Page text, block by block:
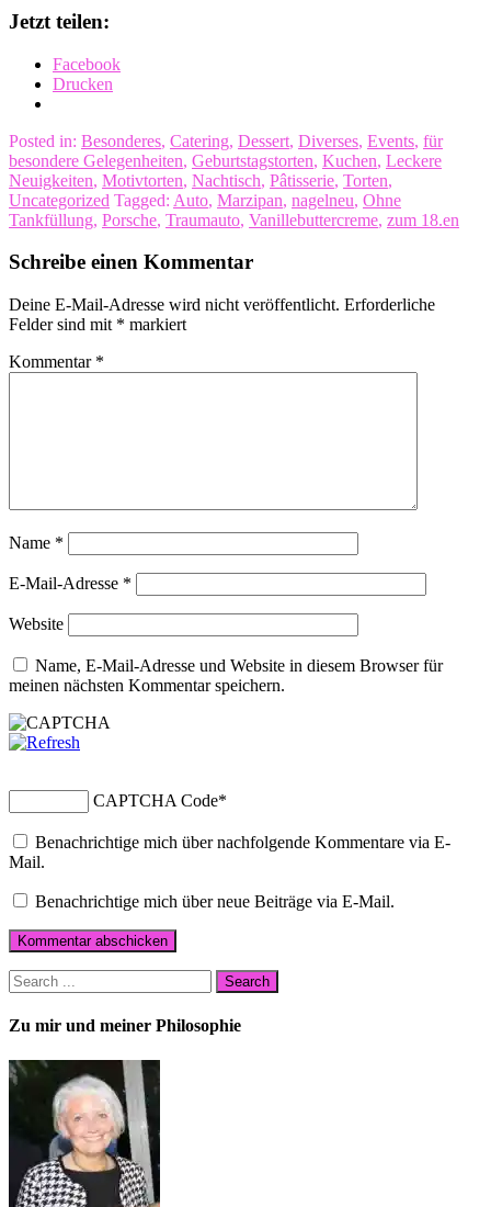
Jetzt teilen:
Facebook
Drucken
Posted in: Besonderes, Catering, Dessert, Diverses, Events, für
besondere Gelegenheiten, Geburtstagstorten, Kuchen, Leckere
Neuigkeiten, Motivtorten, Nachtisch, Pâtisserie, Torten,
Uncategorized Tagged: Auto, Marzipan, nagelneu, Ohne
Tankfüllung, Porsche, Traumauto, Vanillebuttercreme, zum 18.en
Schreibe einen Kommentar
Deine E-Mail-Adresse wird nicht veröffentlicht. Erforderliche
Felder sind mit * markiert
Kommentar *
Name *
E-Mail-Adresse *
Website
Name, E-Mail-Adresse und Website in diesem Browser für
meinen nächsten Kommentar speichern.
CAPTCHA Code*
Benachrichtige mich über nachfolgende Kommentare via E-
Mail.
Benachrichtige mich über neue Beiträge via E-Mail.
Zu mir und meiner Philosophie